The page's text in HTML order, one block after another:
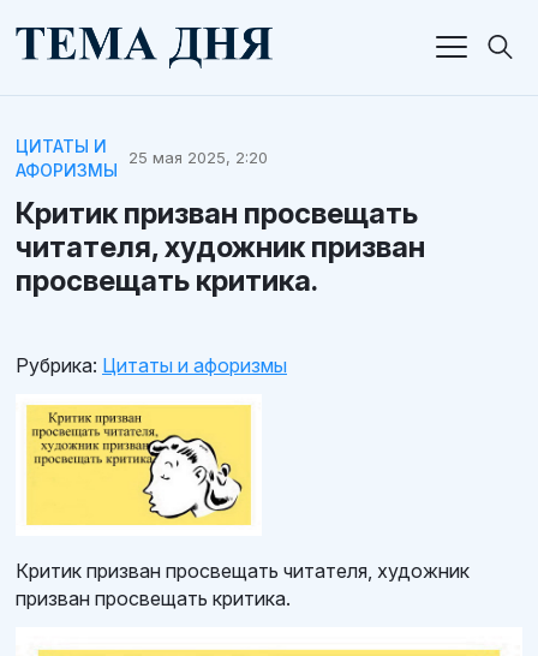
ЦИТАТЫ И
АФОРИЗМЫ
25 мая 2025, 2:20
Критик призван просвещать
читателя, художник призван
просвещать критика.
Рубрика: Цитаты и афоризмы
Критик призван просвещать читателя, художник
призван просвещать критика.